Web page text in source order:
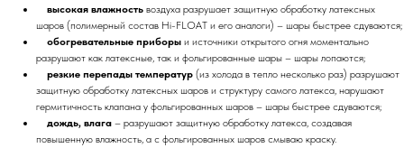
высокая влажность воздуха разрушает защитную обработку латексных
шаров (полимерный состав Hi-FLOAT и его аналоги) – шары быстрее сдуваются;
обогревательные приборы и источники открытого огня моментально
разрушают как латексные, так и фольгированные шары – шары лопаются;
резкие перепады температур (из холода в тепло несколько раз) разрушают
защитную обработку латексных шаров и структуру самого латекса, нарушают
гермитичность клапана у фольгированных шаров – шары быстрее сдуваются;
дождь, влага – разрушают защитную обработку латекса, создавая
повышенную влажность, а с фольгированных шаров смываю краску.